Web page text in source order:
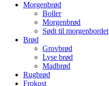
Morgenbrød
Boller
Morgenbrød
Sødt til morgenbordet
Brød
Grovbrød
Lyse brød
Madbrød
Rugbrød
Frokost